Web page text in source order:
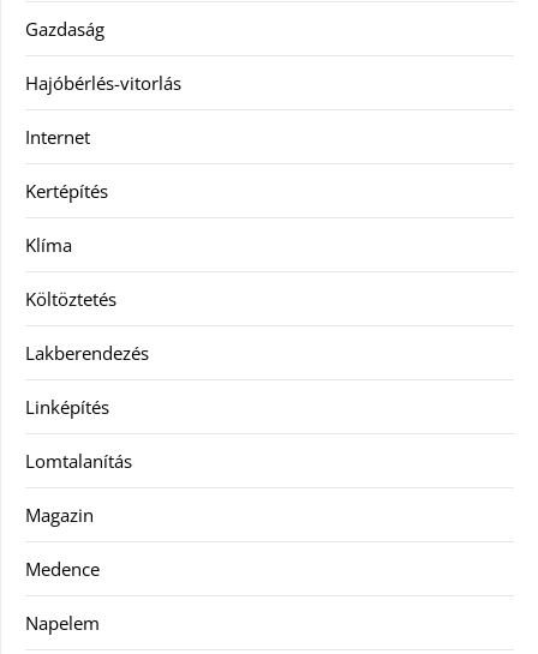
Gazdaság
Hajóbérlés-vitorlás
Internet
Kertépítés
Klíma
Költöztetés
Lakberendezés
Linképítés
Lomtalanítás
Magazin
Medence
Napelem